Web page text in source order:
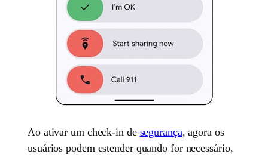
Ao ativar um check-in de segurança, agora os
usuários podem estender quando for necessário,